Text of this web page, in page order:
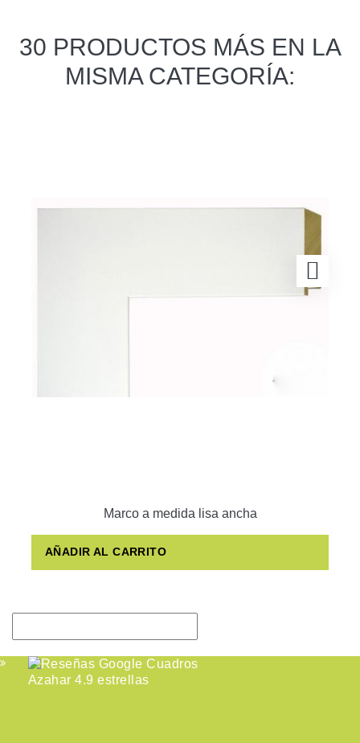
30 PRODUCTOS MÁS EN LA
MISMA CATEGORÍA:
Marco a medida lisa ancha
AÑADIR AL CARRITO